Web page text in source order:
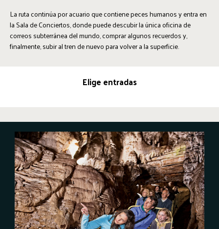
La ruta continúa por acuario que contiene peces humanos y entra en
la Sala de Conciertos, donde puede descubir la única oficina de
correos subterránea del mundo, comprar algunos recuerdos y,
finalmente, subir al tren de nuevo para volver a la superficie.
Elige entradas